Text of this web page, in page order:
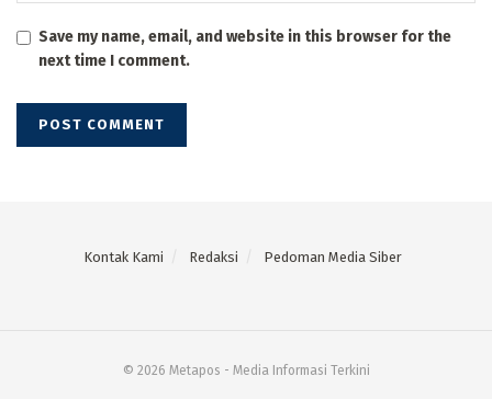
Save my name, email, and website in this browser for the
next time I comment.
Kontak Kami Redaksi Pedoman Media Siber
© 2026 Metapos - Media Informasi Terkini